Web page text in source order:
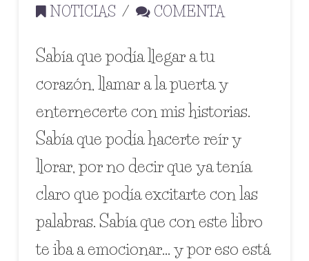
NOTICIAS
COMENTA
Sabía que podía llegar a tu
corazón, llamar a la puerta y
enternecerte con mis historias.
Sabía que podía hacerte reír y
llorar, por no decir que ya tenía
claro que podía excitarte con las
palabras. Sabía que con este libro
te iba a emocionar… y por eso está